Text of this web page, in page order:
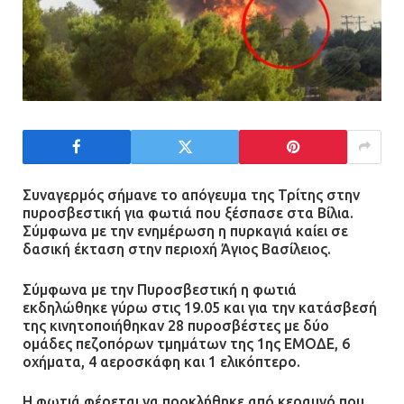
Συναγερμός σήμανε το απόγευμα της Τρίτης στην
πυροσβεστική για φωτιά που ξέσπασε στα Βίλια.
Σύμφωνα με την ενημέρωση η πυρκαγιά καίει σε
δασική έκταση στην περιοχή Άγιος Βασίλειος.
Σύμφωνα με την Πυροσβεστική η φωτιά
εκδηλώθηκε γύρω στις 19.05 και για την κατάσβεσή
της κινητοποιήθηκαν 28 πυροσβέστες με δύο
ομάδες πεζοπόρων τμημάτων της 1ης ΕΜΟΔΕ, 6
οχήματα, 4 αεροσκάφη και 1 ελικόπτερο.